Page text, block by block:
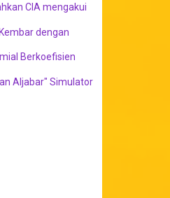
CIA mengakui
dengan
Berkoefisien
Aljabar" Simulator